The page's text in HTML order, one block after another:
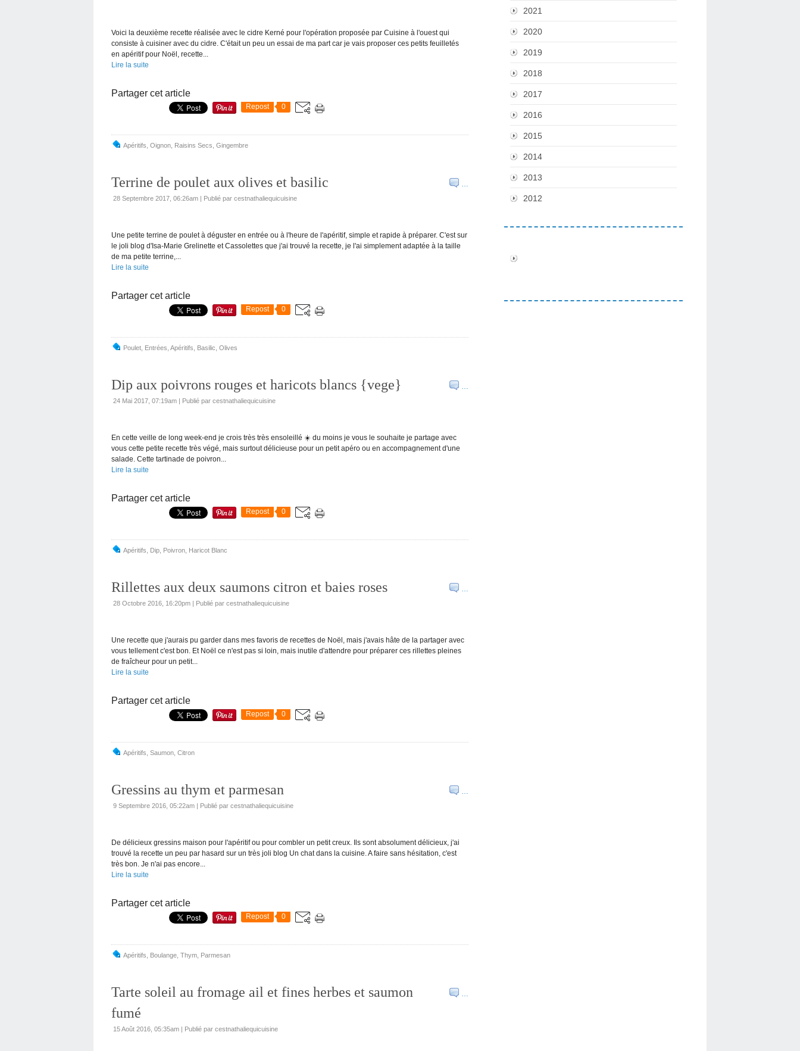
Voici la deuxième recette réalisée avec le cidre Kerné pour l'opération proposée par Cuisine à l'ouest qui
consiste à cuisiner avec du cidre. C'était un peu un essai de ma part car je vais proposer ces petits feuilletés
en apéritif pour Noël, recette...
Lire la suite
Partager cet article
Repost 0
Apéritifs Oignon Raisins Secs Gingembre
…
Terrine de poulet aux olives et basilic
28 Septembre 2017, 06:26am | Publié par cestnathaliequicuisine
Une petite terrine de poulet à déguster en entrée ou à l'heure de l'apéritif, simple et rapide à préparer. C'est sur
le joli blog d'Isa-Marie Grelinette et Cassolettes que j'ai trouvé la recette, je l'ai simplement adaptée à la taille
de ma petite terrine,...
Lire la suite
Partager cet article
Repost 0
Poulet Entrées Apéritifs Basilic Olives
…
Dip aux poivrons rouges et haricots blancs {vege}
24 Mai 2017, 07:19am | Publié par cestnathaliequicuisine
En cette veille de long week-end je crois très très ensoleillé ☀️ du moins je vous le souhaite je partage avec
vous cette petite recette très végé, mais surtout délicieuse pour un petit apéro ou en accompagnement d'une
salade. Cette tartinade de poivron...
Lire la suite
Partager cet article
Repost 0
Apéritifs Dip Poivron Haricot Blanc
…
Rillettes aux deux saumons citron et baies roses
28 Octobre 2016, 16:20pm | Publié par cestnathaliequicuisine
Une recette que j'aurais pu garder dans mes favoris de recettes de Noël, mais j'avais hâte de la partager avec
vous tellement c'est bon. Et Noël ce n'est pas si loin, mais inutile d'attendre pour préparer ces rillettes pleines
de fraîcheur pour un petit...
Lire la suite
Partager cet article
Repost 0
Apéritifs Saumon Citron
…
Gressins au thym et parmesan
9 Septembre 2016, 05:22am | Publié par cestnathaliequicuisine
De délicieux gressins maison pour l'apéritif ou pour combler un petit creux. Ils sont absolument délicieux, j'ai
trouvé la recette un peu par hasard sur un très joli blog Un chat dans la cuisine. A faire sans hésitation, c'est
très bon. Je n'ai pas encore...
Lire la suite
Partager cet article
Repost 0
Apéritifs Boulange Thym Parmesan
…
Tarte soleil au fromage ail et fines herbes et saumon
fumé
15 Août 2016, 05:35am | Publié par cestnathaliequicuisine
2021
2020
2019
2018
2017
2016
2015
2014
2013
2012